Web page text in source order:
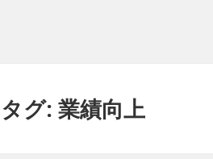
タグ:業績向上